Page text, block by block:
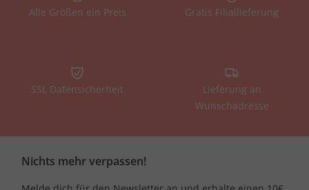
Alle Größen ein Preis Gratis Filiallieferung
SSL Datensicherheit
Lieferung an
Wunschadresse
Nichts mehr verpassen!